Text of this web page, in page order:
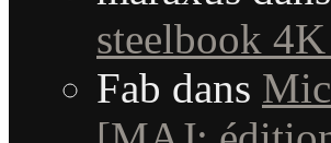
steelbook
Fab dans